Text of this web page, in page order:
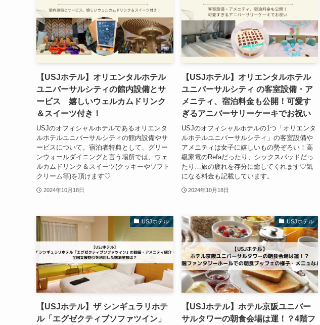
【USJホテル】オリエンタルホテル
ユニバーサルシティの館内設備とサ
ービス 嬉しいウェルカムドリンク
＆スイーツ付き！
USJのオフィシャルホテルであるオリエンタ
ルホテルユニバーサルシティの館内設備やサ
ービスについて。宿泊者特典として、グリー
ンウォールダイニングと言う場所では、ウェ
ルカムドリンク＆スイーツ(クッキーやソフト
クリーム等)を頂けます♡
2024年10月18日
【USJホテル】オリエンタルホテル
ユニバーサルシティ の客室設備・ア
メニティ、宿泊料金も公開！可愛す
ぎるアニバーサリーケーキでお祝い
USJのオフィシャルホテルの1つ「オリエンタ
ルホテルユニバーサルシティ」の客室設備や
アメニティは女子に嬉しいもの勢ぞろい！高
級家電のRefaだったり、シックスパッドだっ
たり…旅の疲れを存分に癒してくれます♡気
になる料金も記載しています。
2024年10月18日
USJホテル
【USJホテル】ザ シンギュラリホテ
ル「エグゼクティブソファツイン」
USJホテル
【USJホテル】ホテル京阪ユニバー
サルタワーの朝食会場は運！？4階フ